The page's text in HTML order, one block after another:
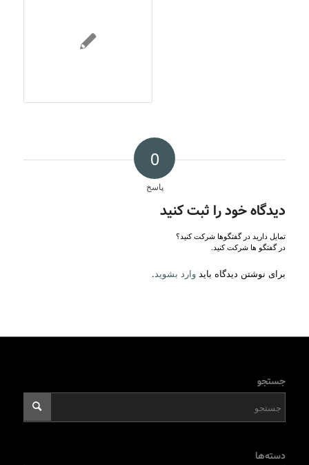
0
پاسخ
دیدگاه خود را ثبت کنید
تمایل دارید در گفتگوها شرکت کنید؟
در گفتگو ها شرکت کنید.
برای نوشتن دیدگاه باید وارد بشوید.
جستجو
دسته‌ها